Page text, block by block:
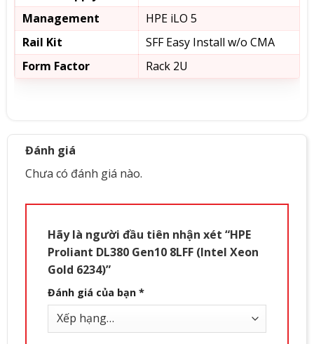
Management
HPE iLO 5
Rail Kit
SFF Easy Install w/o CMA
Form Factor
Rack 2U
Đánh giá
Chưa có đánh giá nào.
Hãy là người đầu tiên nhận xét “HPE
Proliant DL380 Gen10 8LFF (Intel Xeon
Gold 6234)”
Đánh giá của bạn *